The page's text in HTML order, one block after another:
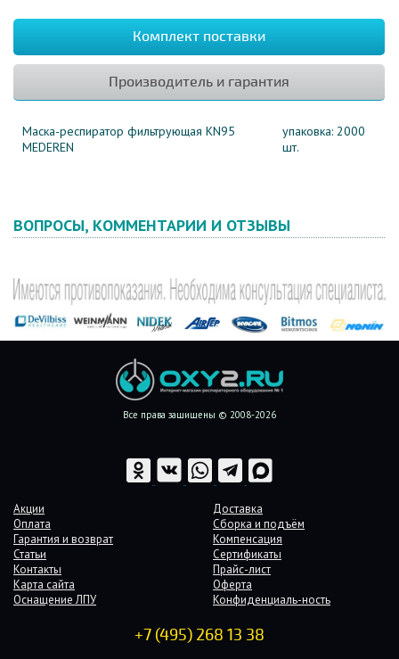
Комплект поставки
Производитель и гарантия
Маска-респиратор фильтрующая KN95
MEDEREN
упаковка: 2000
шт.
ВОПРОСЫ, КОММЕНТАРИИ И ОТЗЫВЫ
Все права защищены © 2008-2026
Акции
Доставка
Оплата
Сборка и подъём
Гарантия и возврат
Компенсация
Статьи
Сертификаты
Контакты
Прайс-лист
Карта сайта
Оферта
Оснащение ЛПУ
Конфиденциаль-ность
+7 (495) 268 13 38